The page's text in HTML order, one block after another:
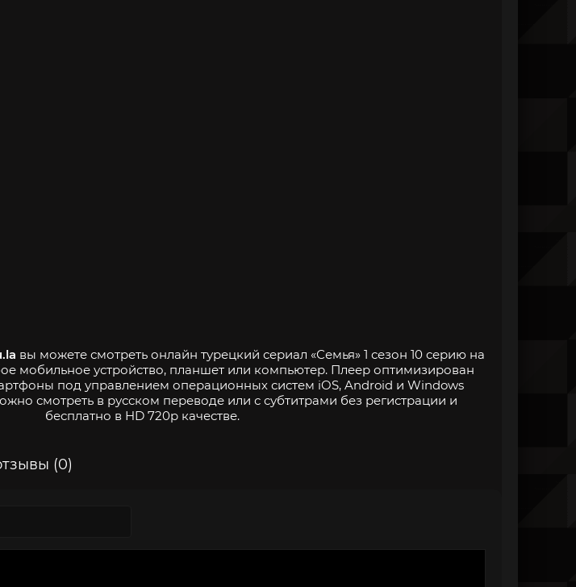
вы можете смотреть онлайн турецкий сериал «Семья» 1 сезон 10 серию на
мобильное устройство, планшет или компьютер. Плеер оптимизирован
под управлением операционных систем iOS, Android и Windows
смотреть в русском переводе или с субтитрами без регистрации и
бесплатно в HD 720p качестве.
(0)